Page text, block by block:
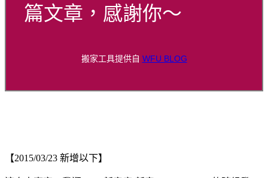
篇文章，感謝你～
搬家工具提供自 WFU BLOG
【2015/03/23 新增以下】